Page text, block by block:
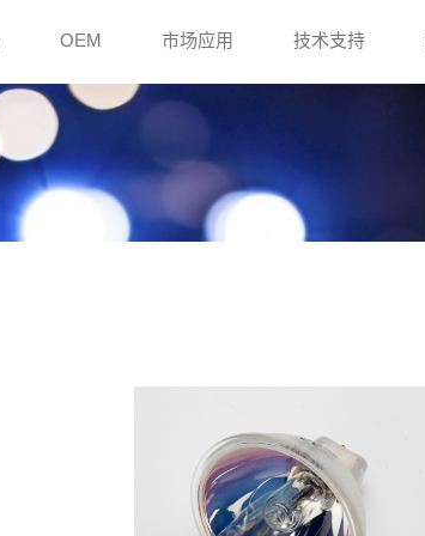
OEM 市场应用 技术支持